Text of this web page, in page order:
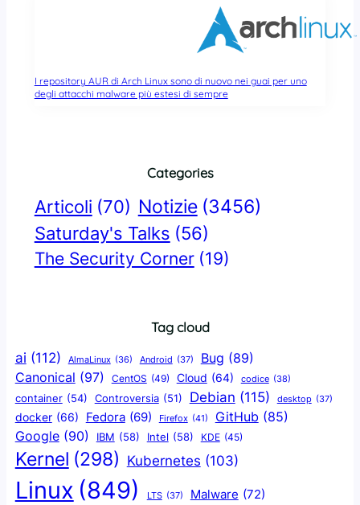
I repository AUR di Arch Linux sono di nuovo nei guai per uno
degli attacchi malware più estesi di sempre
Categories
Articoli (70) Notizie (3456)
Saturday's Talks (56)
The Security Corner (19)
Tag cloud
ai (112) AlmaLinux (36) Android (37) Bug (89)
Canonical (97) CentOS (49) Cloud (64) codice (38)
container (54) Controversia (51) Debian (115) desktop (37)
docker (66) Fedora (69) Firefox (41) GitHub (85)
Google (90) IBM (58) Intel (58) KDE (45)
Kernel (298) Kubernetes (103)
Linux (849) LTS (37) Malware (72)